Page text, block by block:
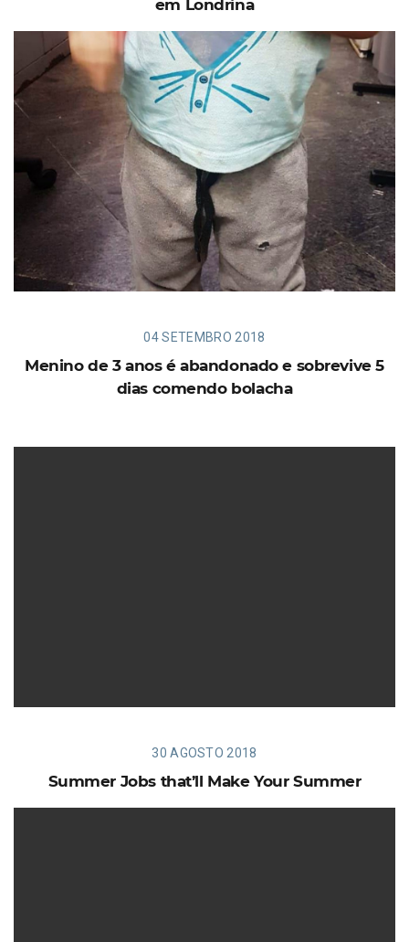
em Londrina
04 SETEMBRO 2018
Menino de 3 anos é abandonado e sobrevive 5
dias comendo bolacha
30 AGOSTO 2018
Summer Jobs that’ll Make Your Summer